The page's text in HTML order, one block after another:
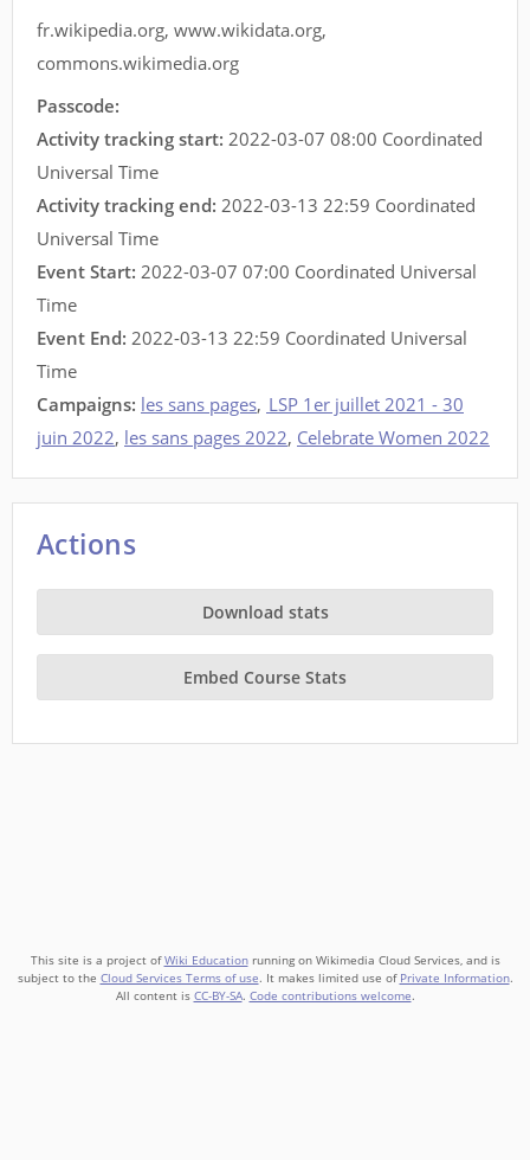
fr.wikipedia.org, www.wikidata.org,
commons.wikimedia.org
Passcode:
Activity tracking start: 2022-03-07 08:00 Coordinated
Universal Time
Activity tracking end: 2022-03-13 22:59 Coordinated
Universal Time
Event Start: 2022-03-07 07:00 Coordinated Universal
Time
Event End: 2022-03-13 22:59 Coordinated Universal
Time
Campaigns: les sans pages, LSP 1er juillet 2021 - 30
juin 2022, les sans pages 2022, Celebrate Women 2022
Actions
Download stats
Embed Course Stats
This site is a project ofWiki Educationrunning on Wikimedia Cloud Services, and is
subject to the Cloud Services Terms of use. It makes limited use of Private Information.
All content is CC-BY-SA. Code contributions welcome.